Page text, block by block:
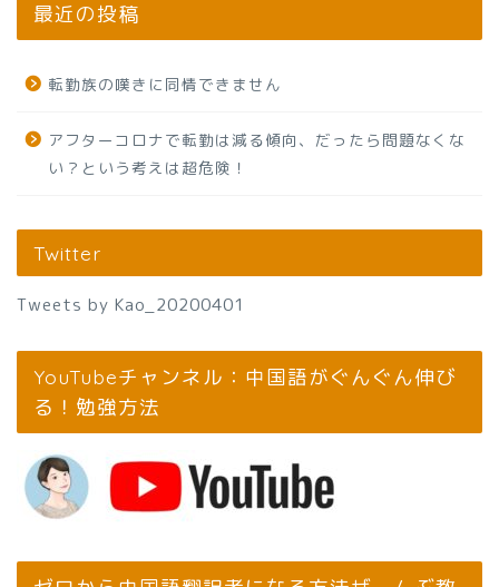
最近の投稿
転勤族の嘆きに同情できません
アフターコロナで転勤は減る傾向、だったら問題なくな
い？という考えは超危険！
Twitter
Tweets by Kao_20200401
YouTubeチャンネル：中国語がぐんぐん伸び
る！勉強方法